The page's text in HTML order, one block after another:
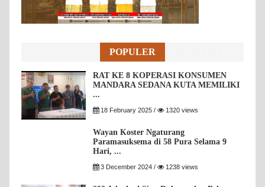
POPULER
RAT KE 8 KOPERASI KONSUMEN
MANDARA SEDANA KUTA MEMILIKI
...
18 February 2025 / 1320 views
Wayan Koster Ngaturang
Paramasuksema di 58 Pura Selama 9
Hari, ...
3 December 2024 / 1238 views